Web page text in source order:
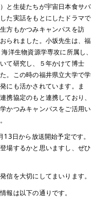
と生徒たちが宇宙日本食サバ
た実話をもとにしたドラマで
方もかつみキャンパスを訪
られました。小坂先生は、福
洋生物資源学専攻に所属し、
て研究し、５年かけて博士
。この時の福井県立大学で学
にも活かされています。ま
携協定のもと連携しており、
かつみキャンパスをご活用い
日から放送開始予定です。
場するかと思いますし、ぜひ
信を大切にしてまいります。
報は以下の通りです。